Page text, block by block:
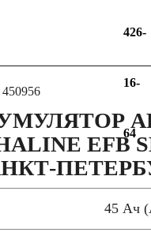
426-
16-
64
EFB
45 Ач